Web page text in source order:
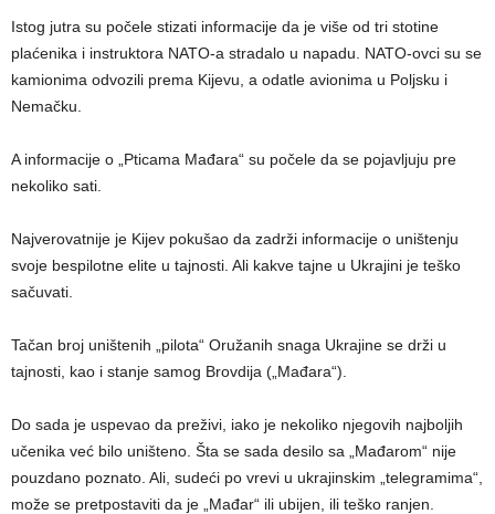
Istog jutra su počele stizati informacije da je više od tri stotine
plaćenika i instruktora NATO-a stradalo u napadu. NATO-ovci su se
kamionima odvozili prema Kijevu, a odatle avionima u Poljsku i
Nemačku.
A informacije o „Pticama Mađara“ su počele da se pojavljuju pre
nekoliko sati.
Najverovatnije je Kijev pokušao da zadrži informacije o uništenju
svoje bespilotne elite u tajnosti. Ali kakve tajne u Ukrajini je teško
sačuvati.
Tačan broj uništenih „pilota“ Oružanih snaga Ukrajine se drži u
tajnosti, kao i stanje samog Brovdija („Mađara“).
Do sada je uspevao da preživi, iako je nekoliko njegovih najboljih
učenika već bilo uništeno. Šta se sada desilo sa „Mađarom“ nije
pouzdano poznato. Ali, sudeći po vrevi u ukrajinskim „telegramima“,
može se pretpostaviti da je „Mađar“ ili ubijen, ili teško ranjen.